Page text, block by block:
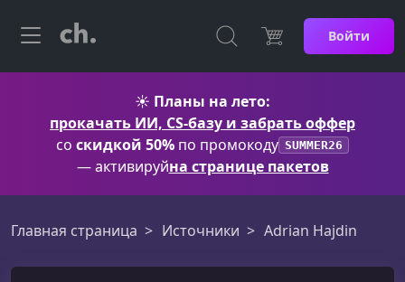
Войти
☀️ Планы на лето:
прокачать ИИ, CS-базу и забрать оффер
со скидкой 50% по промокоду SUMMER26
— активируйна странице пакетов
Главная страница Источники Adrian Hajdin